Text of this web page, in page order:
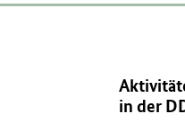
in der